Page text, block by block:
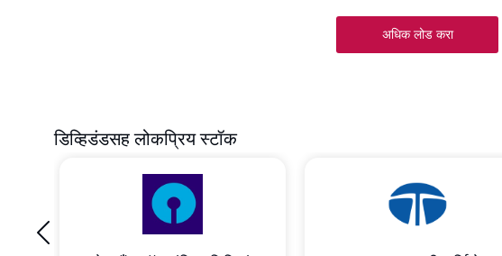
अधिक लोड करा
डिव्हिडंडसह लोकप्रिय स्टॉक
‹